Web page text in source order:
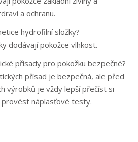
a ochranu.
hydrofilní složky?
dodávají pokožce vlhkost.
přísady pro pokožku bezpečné?
přísad je bezpečná, ale před
výrobků je vždy lepší přečíst si
náplasťové testy.